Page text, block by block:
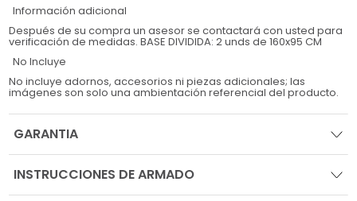
Información adicional
Después de su compra un asesor se contactará con usted para
verificación de medidas. BASE DIVIDIDA: 2 unds de 160x95 CM
No Incluye
No incluye adornos, accesorios ni piezas adicionales; las
imágenes son solo una ambientación referencial del producto.
GARANTIA
INSTRUCCIONES DE ARMADO